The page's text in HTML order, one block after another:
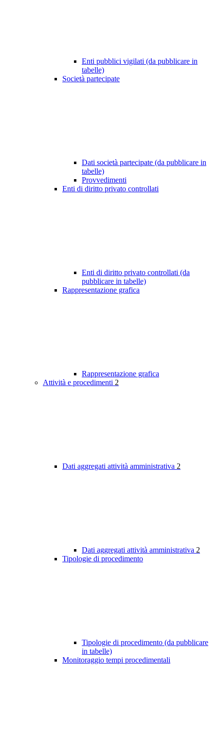
Enti pubblici vigilati (da pubblicare in
tabelle)
Società partecipate
Dati società partecipate (da pubblicare in
tabelle)
Provvedimenti
Enti di diritto privato controllati
Enti di diritto privato controllati (da
pubblicare in tabelle)
Rappresentazione grafica
Rappresentazione grafica
Attività e procedimenti 2
Dati aggregati attività amministrativa 2
Dati aggregati attività amministrativa 2
Tipologie di procedimento
Tipologie di procedimento (da pubblicare
in tabelle)
Monitoraggio tempi procedimentali